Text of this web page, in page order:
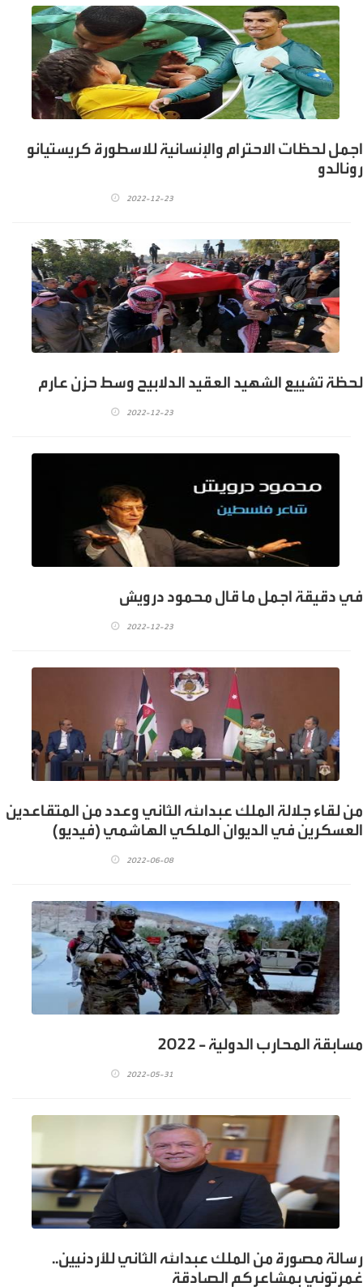
اجمل لحظات الاحترام والإنسانية للاسطورة كريستيانو
رونالدو
2022-12-23
لحظة تشييع الشهيد العقيد الدلابيح وسط حزن عارم
2022-12-23
في دقيقة اجمل ما قال محمود درويش
2022-12-23
من لقاء جلالة الملك عبدالله الثاني وعدد من المتقاعدين
العسكرين في الديوان الملكي الهاشمي (فيديو)
2022-06-08
مسابقة المحارب الدولية - 2022
2022-05-31
رسالة مصورة من الملك عبدالله الثاني للأردنيين..
غمرتوني بمشاعركم الصادقة